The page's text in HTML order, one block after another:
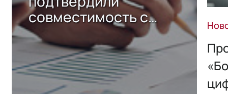
совместимость с
решением Sharx
Storage 2.x для
хранения данных